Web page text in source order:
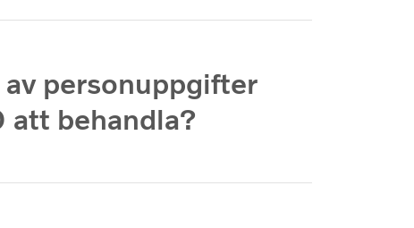
personuppgifter
att behandla?